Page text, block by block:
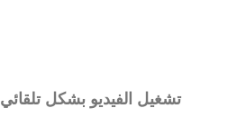
تشغيل الفيديو بشكل تلقائي
غير مفعل